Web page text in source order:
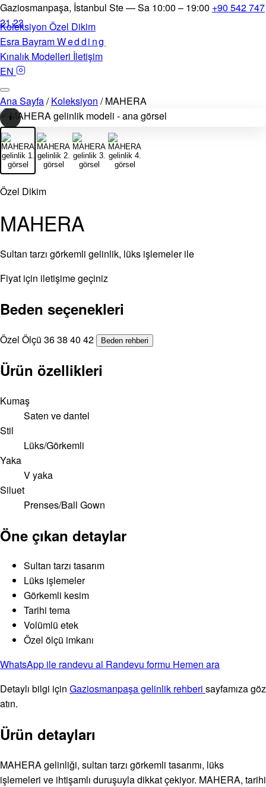
Gaziosmanpaşa, İstanbul Ste — Sa 10:00 – 19:00 +90 542 747
21 23
Koleksiyon Özel Dikim
Esra BayramWedding
Kınalık Modelleri İletişim
EN
Ana Sayfa/ Koleksiyon / MAHERA
1/
‹›
Özel Dikim
MAHERA
Sultan tarzı görkemli gelinlik, lüks işlemeler ile
Fiyat için iletişime geçiniz
Beden seçenekleri
Özel Ölçü 3638 40 42 Beden rehberi
Ürün özellikleri
Kumaş
Saten ve dantel
Stil
Lüks/Görkemli
Yaka
V yaka
Siluet
Prenses/Ball Gown
Öne çıkan detaylar
Sultan tarzı tasarım
Lüks işlemeler
Görkemli kesim
Tarihi tema
Volümlü etek
Özel ölçü imkanı
WhatsApp ile randevu al Randevu formu Hemen ara
Detaylı bilgi için Gaziosmanpaşa gelinlik rehberi sayfamıza göz
atın.
Ürün detayları
MAHERA gelinliği, sultan tarzı görkemli tasarımı, lüks
işlemeleri ve ihtişamlı duruşuyla dikkat çekiyor. MAHERA, tarihi